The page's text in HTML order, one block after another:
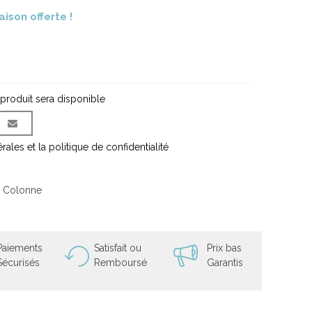
offerte !
sera disponible
et la politique de confidentialité
Colonne
Satisfait ou
Remboursé
Prix bas
Garantis